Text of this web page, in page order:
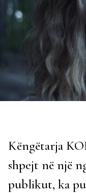
Këngëtarja
shpejt në një
publikut, ka